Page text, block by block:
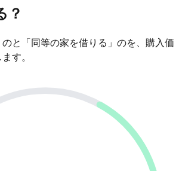
？
と「同等の家を借りる」のを、購入価
す。